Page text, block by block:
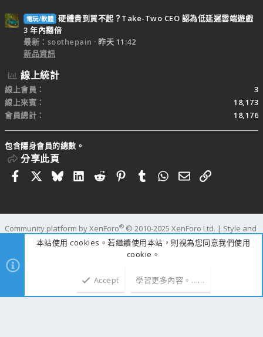
電玩/軟體 硬體貴到買不起？Take-Two CEO 認為低延遲雲端遊戲
3 年內翻倍
最新：soothepain
昨天 11:42
新品資訊
線上統計
線上會員
3
線上來賓
18,173
會員總計
18,176
包含隱身會員的總數。
分享此頁
FacebookBlueskyLinkedIn
RedditPinterestTumblrWhatsApp
電子郵件
連結
Community platform by XenForo® © 2010-2025 XenForo Ltd. | Style and
add-ons by ThemeHouse
時間 1.1076s
本站使用 cookies。若繼續使用本站，則視為您同意我們使用
cookie。
Accept 學習更多內容。……